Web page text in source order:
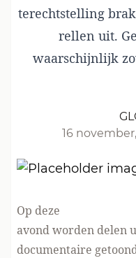
terechtstelling
rellen uit.
waarschijnlijk
16
Op deze
avond worden delen
documentaire